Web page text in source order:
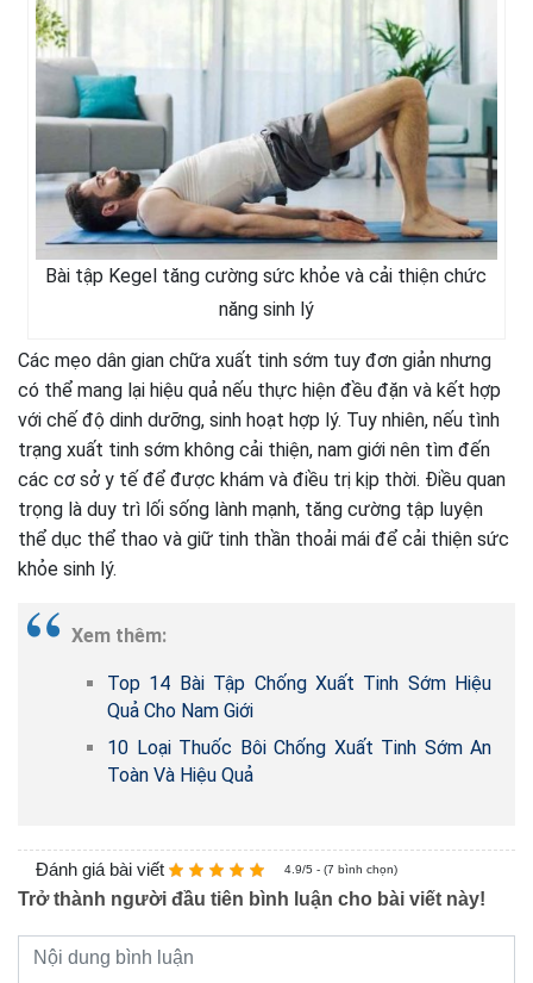
Bài tập Kegel tăng cường sức khỏe và cải thiện chức
năng sinh lý
Các mẹo dân gian chữa xuất tinh sớm tuy đơn giản nhưng
có thể mang lại hiệu quả nếu thực hiện đều đặn và kết hợp
với chế độ dinh dưỡng, sinh hoạt hợp lý. Tuy nhiên, nếu tình
trạng xuất tinh sớm không cải thiện, nam giới nên tìm đến
các cơ sở y tế để được khám và điều trị kịp thời. Điều quan
trọng là duy trì lối sống lành mạnh, tăng cường tập luyện
thể dục thể thao và giữ tinh thần thoải mái để cải thiện sức
khỏe sinh lý.
Xem thêm:
Top 14 Bài Tập Chống Xuất Tinh Sớm Hiệu
Quả Cho Nam Giới
10 Loại Thuốc Bôi Chống Xuất Tinh Sớm An
Toàn Và Hiệu Quả
Đánh giá bài viết 4.9/5 - (7 bình chọn)
Trở thành người đầu tiên bình luận cho bài viết này!